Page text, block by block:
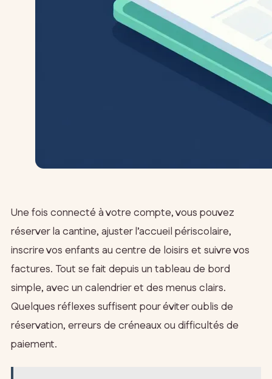
Une fois connecté à votre compte, vous pouvez
réserver la cantine, ajuster l’accueil périscolaire,
inscrire vos enfants au centre de loisirs et suivre vos
factures. Tout se fait depuis un tableau de bord
simple, avec un calendrier et des menus clairs.
Quelques réflexes suffisent pour éviter oublis de
réservation, erreurs de créneaux ou difficultés de
paiement.